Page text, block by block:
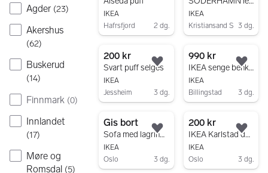
Agder (23)
Akershus
(62)
Buskerud
(14)
Finnmark (0)
Innlandet
(17)
Møre og
Romsdal (5)
IKEA
Hafrsfjord
2 dg.
IKEA
Kristiansand S 3 dg.
200 kr
Svart puff selges
IKEA
Jessheim
3 dg.
Legg til som favoritt.
990 kr
IKEA senge benk med puff
IKEA
Billingstad
3 dg.
Gis bort
Sofa med lagring Gis bort
IKEA
Oslo
3 dg.
Legg til som favoritt.
200 kr
IKEA Karlstad daybed/sjeselong med blå madrass og trekk
IKEA
Oslo
3 dg.